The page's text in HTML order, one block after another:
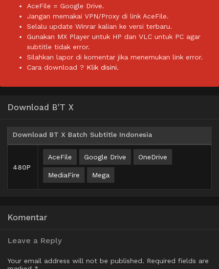
AceFile = Google Drive.
Jangan memakai VPN/Proxy di link AceFile.
Selalu update Winrar kalian ke versi terbaru.
Gunakan MX Player untuk HP dan VLC untuk PC agar
subtitle tidak error.
Silahkan lapor di komentar jika menemukan link error.
Cara download ? Klik disini.
Download B'T X
Download BT X Batch Subtitle Indonesia
480P
AceFile Google Drive OneDrive
MediaFire Mega
Komentar
Leave a Reply
Your email address will not be published. Required fields are